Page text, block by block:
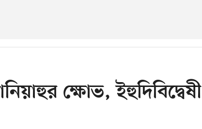
ক্ষোভ, ইহুদিবিদ্বেষী